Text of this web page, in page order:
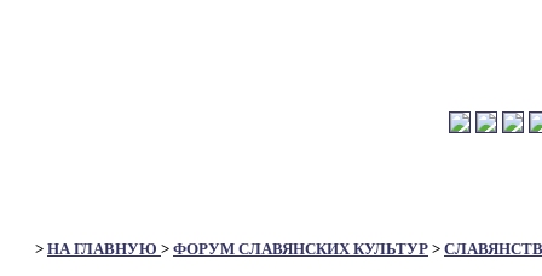
> НА ГЛАВНУЮ > ФОРУМ СЛАВЯНСКИХ КУЛЬТУР >